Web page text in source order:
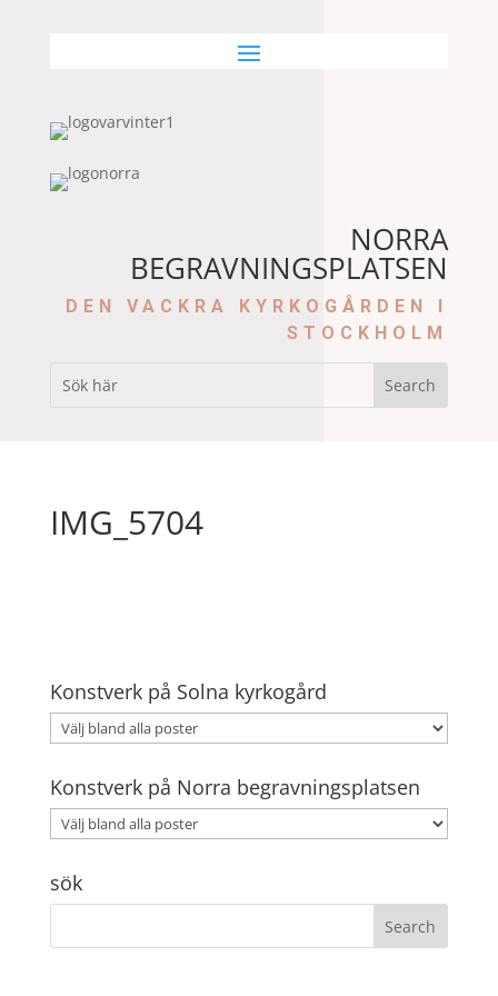
NORRA
BEGRAVNINGSPLATSEN
DEN VACKRA KYRKOGÅRDEN I
STOCKHOLM
IMG_5704
Konstverk på Solna kyrkogård
Konstverk på Norra begravningsplatsen
sök